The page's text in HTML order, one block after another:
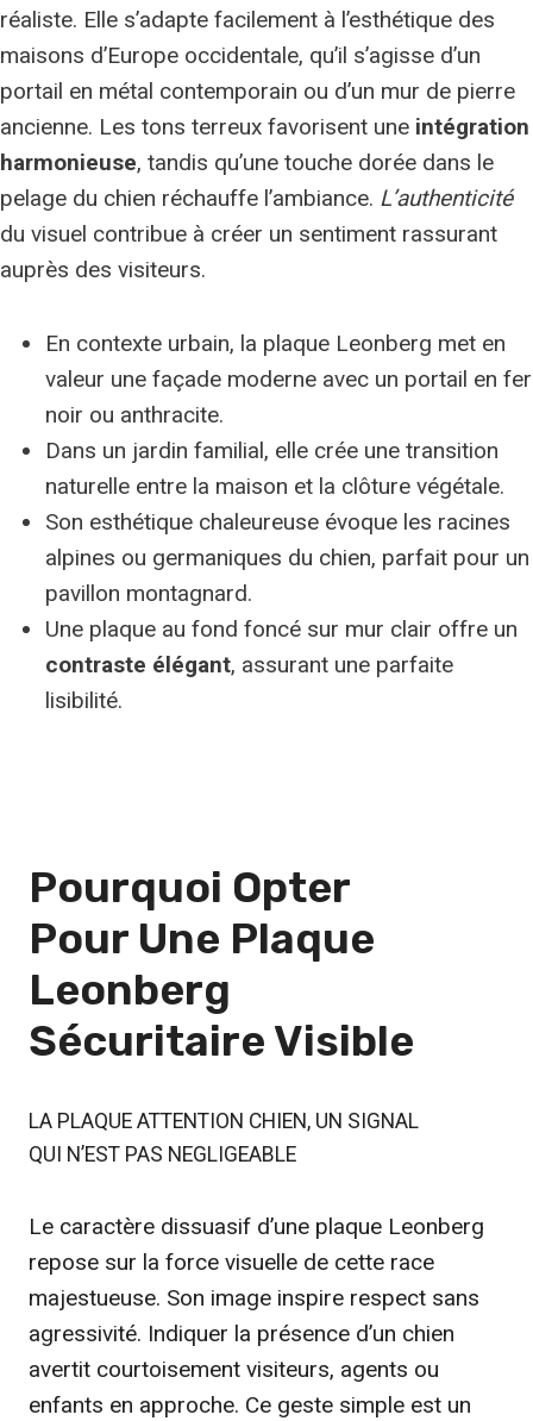
réaliste. Elle s’adapte facilement à l’esthétique des
maisons d’Europe occidentale, qu’il s’agisse d’un
portail en métal contemporain ou d’un mur de pierre
ancienne. Les tons terreux favorisent une intégration
harmonieuse, tandis qu’une touche dorée dans le
pelage du chien réchauffe l’ambiance. L’authenticité
du visuel contribue à créer un sentiment rassurant
auprès des visiteurs.
En contexte urbain, la plaque Leonberg met en
valeur une façade moderne avec un portail en fer
noir ou anthracite.
Dans un jardin familial, elle crée une transition
naturelle entre la maison et la clôture végétale.
Son esthétique chaleureuse évoque les racines
alpines ou germaniques du chien, parfait pour un
pavillon montagnard.
Une plaque au fond foncé sur mur clair offre un
contraste élégant, assurant une parfaite
lisibilité.
Pourquoi Opter
Pour Une Plaque
Leonberg
Sécuritaire Visible
LA PLAQUE ATTENTION CHIEN, UN SIGNAL
QUI N’EST PAS NEGLIGEABLE
Le caractère dissuasif d’une plaque Leonberg
repose sur la force visuelle de cette race
majestueuse. Son image inspire respect sans
agressivité. Indiquer la présence d’un chien
avertit courtoisement visiteurs, agents ou
enfants en approche. Ce geste simple est un